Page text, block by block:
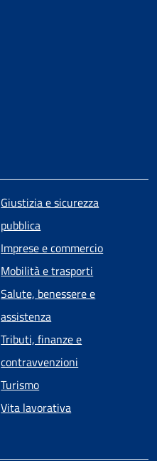
Giustizia e sicurezza
pubblica
Imprese e commercio
Mobilità e trasporti
Salute, benessere e
assistenza
Tributi, finanze e
contravvenzioni
Turismo
Vita lavorativa